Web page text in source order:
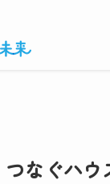
つなぐハウ